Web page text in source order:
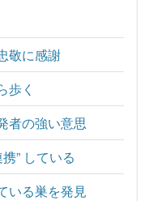
敬に感謝
歩く
者の強い意思
” している
いる巣を発見